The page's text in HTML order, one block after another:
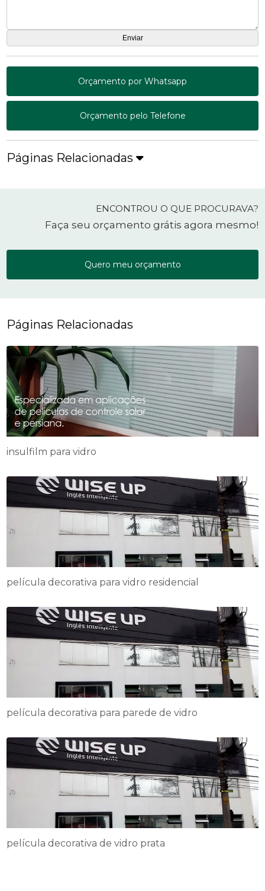
Orçamento por Whatsapp
Orçamento pelo Telefone
Páginas Relacionadas
ENCONTROU O QUE PROCURAVA?
Faça seu orçamento grátis agora mesmo!
Quero meu orçamento
Páginas Relacionadas
insulfilm para vidro
película decorativa para vidro residencial
película decorativa para parede de vidro
película decorativa de vidro prata